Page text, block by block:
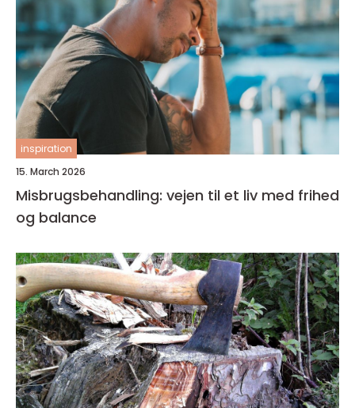
inspiration
15. March 2026
Misbrugsbehandling: vejen til et liv med frihed
og balance